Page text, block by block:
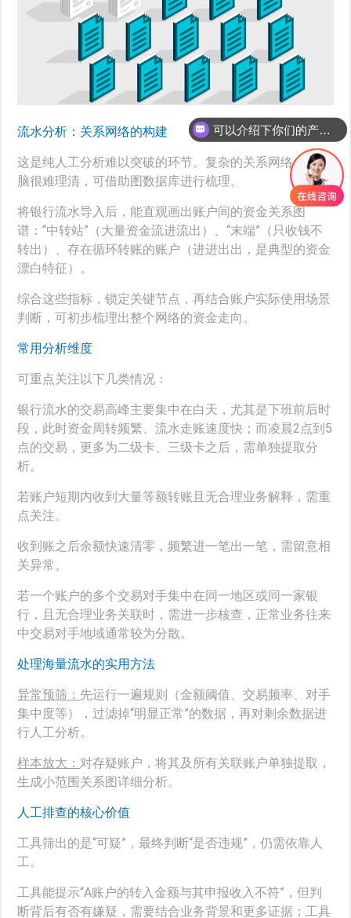
流水分析：关系网络的构建
这是纯人工分析难以突破的环节。复杂的关系网络，靠人
脑很难理清，可借助图数据库进行梳理。
将银行流水导入后，能直观画出账户间的资金关系图
谱：“中转站”（大量资金流进流出）、“末端”（只收钱不
转出）、存在循环转账的账户（进进出出，是典型的资金
漂白特征）。
综合这些指标，锁定关键节点，再结合账户实际使用场景
判断，可初步梳理出整个网络的资金走向。
常用分析维度
可重点关注以下几类情况：
银行流水的交易高峰主要集中在白天，尤其是下班前后时
段，此时资金周转频繁、流水走账速度快；而凌晨2点到5
点的交易，更多为二级卡、三级卡之后，需单独提取分
析。
若账户短期内收到大量等额转账且无合理业务解释，需重
点关注。
收到账之后余额快速清零，频繁进一笔出一笔，需留意相
关异常。
若一个账户的多个交易对手集中在同一地区或同一家银
行，且无合理业务关联时，需进一步核查，正常业务往来
中交易对手地域通常较为分散。
处理海量流水的实用方法
异常预筛： 先运行一遍规则（金额阈值、交易频率、对手
集中度等），过滤掉“明显正常”的数据，再对剩余数据进
行人工分析。
样本放大： 对存疑账户，将其及所有关联账户单独提取，
生成小范围关系图详细分析。
人工排查的核心价值
工具筛出的是“可疑”，最终判断“是否违规”，仍需依靠人
工。
工具能提示“A账户的转入金额与其申报收入不符”，但判
断背后有否有嫌疑，需要结合业务背景和更多证据；工具
可以介绍下你们的产品么